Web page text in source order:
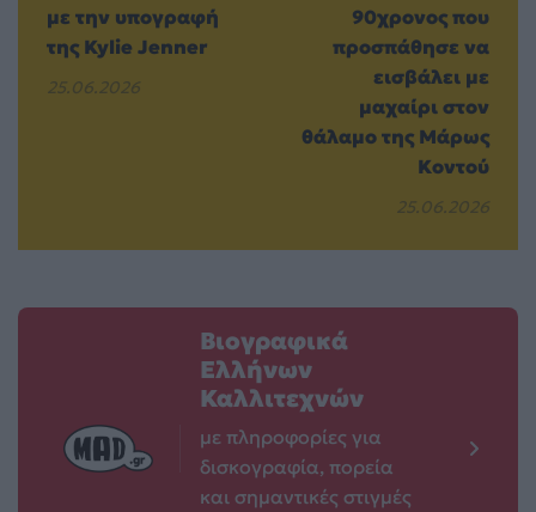
με την υπογραφή
της Kylie Jenner
25.06.2026
90χρονος που
προσπάθησε να
εισβάλει με
μαχαίρι στον
θάλαμο της Μάρως
Κοντού
25.06.2026
Βιογραφικά
Ελλήνων
Καλλιτεχνών
με πληροφορίες για
δισκογραφία, πορεία
και σημαντικές στιγμές